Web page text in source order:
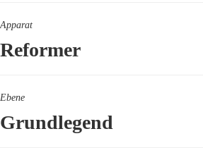
Apparat
Reformer
Ebene
Grundlegend